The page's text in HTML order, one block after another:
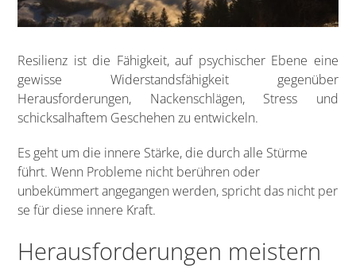
Resilienz ist die Fähigkeit, auf psychischer Ebene eine
gewisse Widerstandsfähigkeit gegenüber
Herausforderungen, Nackenschlägen, Stress und
schicksalhaftem Geschehen zu entwickeln.
Es geht um die innere Stärke, die durch alle Stürme
führt. Wenn Probleme nicht berühren oder
unbekümmert angegangen werden, spricht das nicht per
se für diese innere Kraft.
Herausforderungen meistern